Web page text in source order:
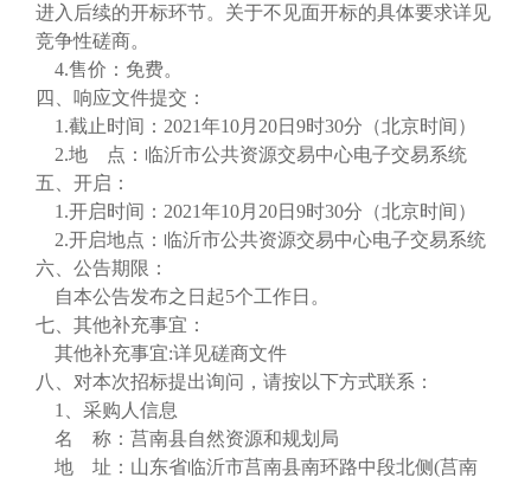
进入后续的开标环节。关于不见面开标的具体要求详见
竞争性磋商。
4.售价：免费。
四、响应文件提交：
1.截止时间：2021年10月20日9时30分（北京时间）
2.地 点：临沂市公共资源交易中心电子交易系统
五、开启：
1.开启时间：2021年10月20日9时30分（北京时间）
2.开启地点：临沂市公共资源交易中心电子交易系统
六、公告期限：
自本公告发布之日起5个工作日。
七、其他补充事宜：
其他补充事宜:详见磋商文件
八、对本次招标提出询问，请按以下方式联系：
1、采购人信息
名
称：莒南县自然资源和规划局
地
址：山东省临沂市莒南县南环路中段北侧(莒南